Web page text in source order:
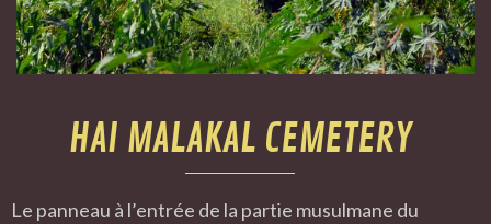
HAI MALAKAL CEMETERY
Le panneau à l’entrée de la partie musulmane du